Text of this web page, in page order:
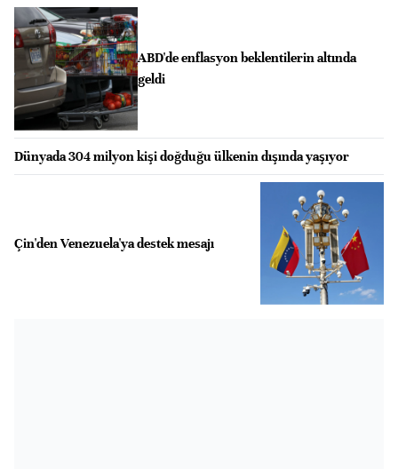
ABD'de enflasyon beklentilerin altında
geldi
Dünyada 304 milyon kişi doğduğu ülkenin dışında yaşıyor
Çin'den Venezuela'ya destek mesajı